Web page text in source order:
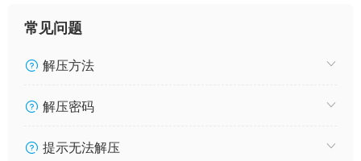
常见问题
解压方法
解压密码
提示无法解压